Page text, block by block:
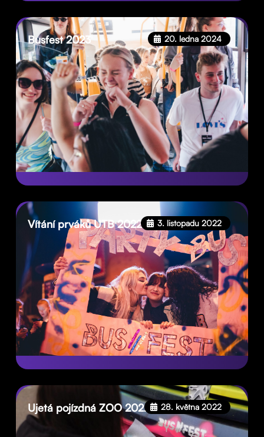
Busfest 2023 20. ledna 2024
Vítání prváků UTB 2022 3. listopadu 2022
Ujetá pojízdná ZOO 2022 28. května 2022